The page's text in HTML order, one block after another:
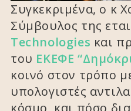
Συγκεκριμένα, ο κ
Σύμβουλος της
Τechnologies και
του ΕΚΕΦΕ
κοινό στον τρόπο
υπολογιστές
κόσμο, και πόσο